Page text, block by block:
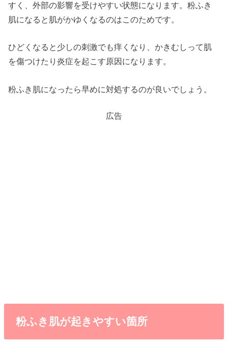
すく、外部の影響を受けやすい状態になります。粉ふき
肌になると肌がかゆくなるのはこのためです。
ひどくなると少しの刺激でも痒くなり、かきむしって肌
を傷つけたり炎症を起こす原因になります。
粉ふき肌になったら早めに対処するのが良いでしょう。
広告
粉ふき肌が起きやすい箇所